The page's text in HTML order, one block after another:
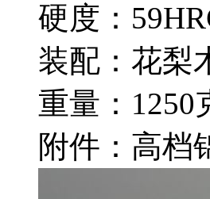
硬度：
装配：花梨
重量：1250
附件：高档